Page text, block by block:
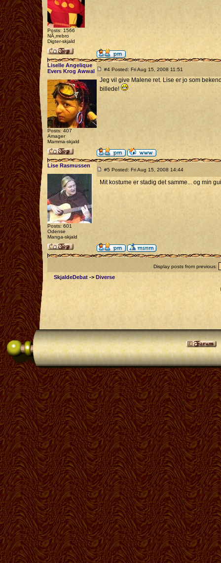
Posts: 1566
NÃ¸rrebro
Digter-skjald
Liselle Angelique
Evers Krog Awwal
Posts: 407
Amager
Mamma-skjald
#4 Posted: Fri Aug 15, 2008 11:51
Jeg vil give Malene ret. Lise er jo som
billede!
Lise Rasmussen
Posts: 601
Odense
Manga-skjald
#5 Posted: Fri Aug 15, 2008 14:44
Mit kostume er stadig det samme... og min
Display posts from previous:
SkjaldeDebat -> Diverse